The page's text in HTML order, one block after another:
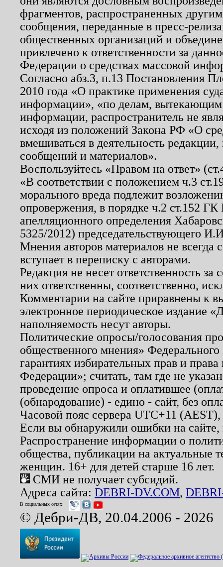
фрагментов, распространенных
сообщения, переданные в пресс-
общественных организаций и
привлечено к ответственности за
Федерации о средствах массовой
Согласно абз.3, п.13 Постановления
2010 года «О практике применения
информации», «по делам, вытекающим
информации, распространитель не
исходя из положений Закона РФ «О
вмешиваться в деятельность
сообщений и материалов».
Воспользуйтесь «Правом на ответ»
«В соответствии с положением ч.3
морального вреда подлежит
опровержения, в порядке ч.2 ст.152
апелляционного определения
5325/2012) председательствующего
Мнения авторов материалов не
вступает в переписку с авторами.
Редакция не несет ответственность
них ответственны, соответственно,
Комментарии на сайте приравнены к
электронное периодическое издание
наполняемость несут авторы.
Политические опросы/голосования
общественного мнения»
гарантиях избирательных прав и
Федерации»; считать, там где не
проведение опроса и оплатившее
(обнародование) - едино - сайт, без
Часовой пояс сервера UTC+11
Если вы обнаружили ошибки на
Распространение информации о
общества, публикации на актуальные
женщин. 16+ для детей старше 16 лет.
СМИ не получает субсидий.
Адреса сайта: DEBRI-DV.COM,
В социальных сетях:
© Дебри-ДВ, 20.04.2006 - 2026